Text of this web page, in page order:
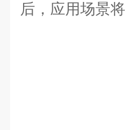
后，应用场景